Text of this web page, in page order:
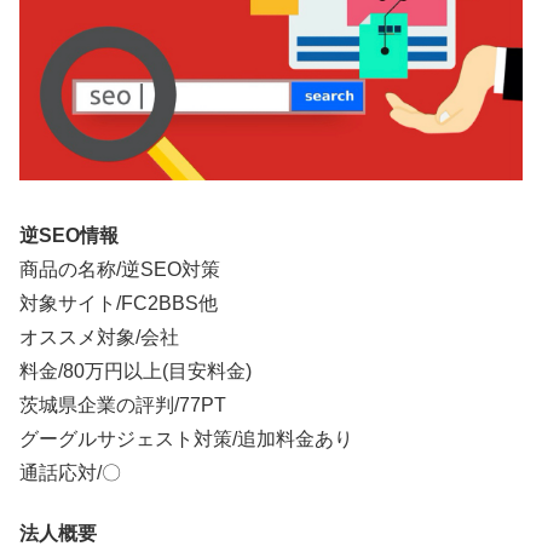
逆SEO情報
商品の名称/逆SEO対策
対象サイト/FC2BBS他
オススメ対象/会社
料金/80万円以上(目安料金)
茨城県企業の評判/77PT
グーグルサジェスト対策/追加料金あり
通話応対/〇
法人概要